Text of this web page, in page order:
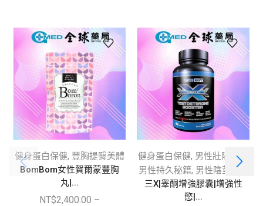
健身蛋白保健, 豐胸提臀美體
BomBom女性賀爾蒙豐胸
丸|...
NT$2,400.00 –
健身蛋白保健, 男性壯陽補腎
男性持久秘籍, 男性陰莖增大
三X|睾酮增強膠囊|增強性
慾|...